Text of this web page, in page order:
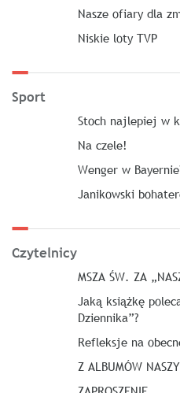
Nasze ofiary dla
Niskie loty TVP
Sport
Stoch najlepiej w
Na czele!
Wenger w
Janikowski
Czytelnicy
MSZA ŚW. ZA
Jaką książkę
Dziennika”?
Refleksje na
Z ALBUMÓW